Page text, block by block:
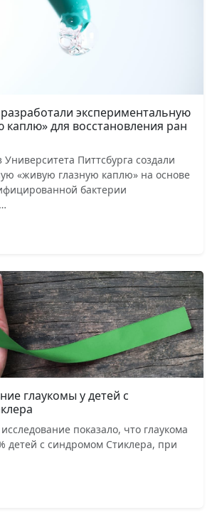
экспериментальную
каплю» для восстановления ран
Университета Питтсбурга создали
«живую глазную каплю» на основе
бактерии
глаукомы у детей с
показало, что глаукома
детей с синдромом Стиклера, при